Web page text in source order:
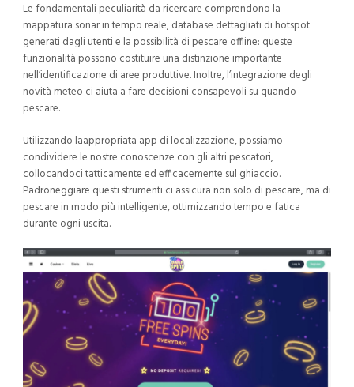
Le fondamentali peculiarità da ricercare comprendono la
mappatura sonar in tempo reale, database dettagliati di hotspot
generati dagli utenti e la possibilità di pescare offline: queste
funzionalità possono costituire una distinzione importante
nell’identificazione di aree produttive. Inoltre, l’integrazione degli
novità meteo ci aiuta a fare decisioni consapevoli su quando
pescare.
Utilizzando laappropriata app di localizzazione, possiamo
condividere le nostre conoscenze con gli altri pescatori,
collocandoci tatticamente ed efficacemente sul ghiaccio.
Padroneggiare questi strumenti ci assicura non solo di pescare, ma di
pescare in modo più intelligente, ottimizzando tempo e fatica
durante ogni uscita.